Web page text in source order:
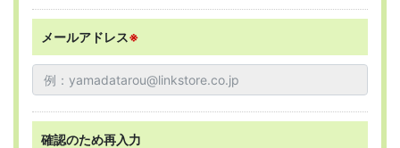
メールアドレス※
確認のため再入力